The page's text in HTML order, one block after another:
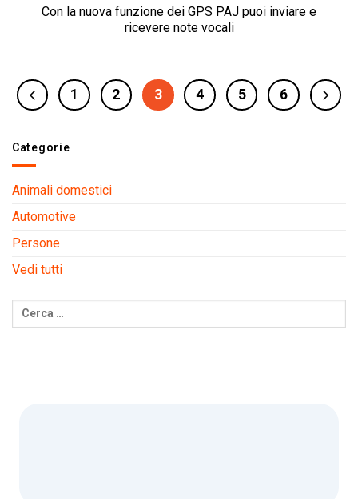
Con la nuova funzione dei GPS PAJ puoi inviare e
ricevere note vocali
1 2 3 4 5 6
Categorie
Animali domestici
Automotive
Persone
Vedi tutti